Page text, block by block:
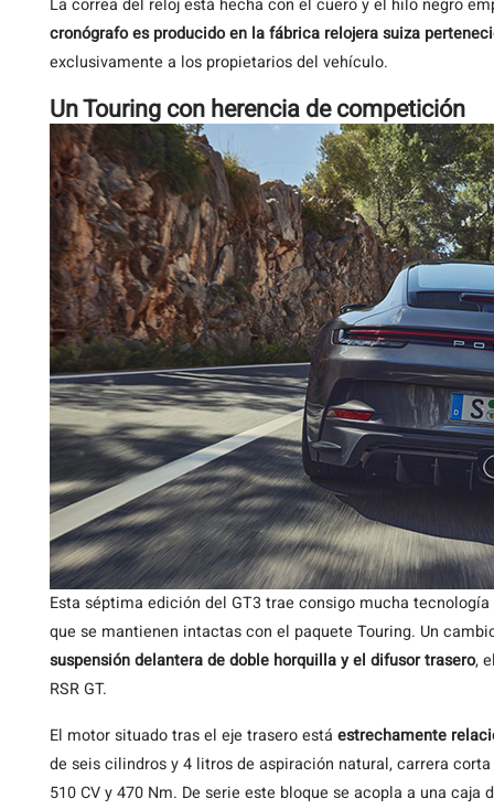
La correa del reloj está hecha con el cuero y el hilo negro
cronógrafo es producido en la fábrica relojera suiza
exclusivamente a los propietarios del vehículo.
Un Touring con herencia de competición
Esta séptima edición del GT3 trae consigo mucha
que se mantienen intactas con el paquete Touring. Un
suspensión delantera de doble horquilla y el difusor trasero,
RSR GT.
El motor situado tras el eje trasero está estrechamente
de seis cilindros y 4 litros de aspiración natural, carrera
510 CV y 470 Nm. De serie este bloque se acopla a una